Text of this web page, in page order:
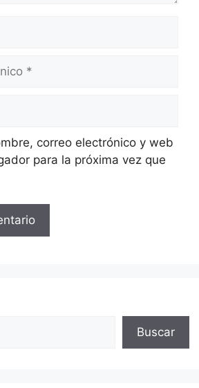
correo electrónico y web
para la próxima vez que
Buscar